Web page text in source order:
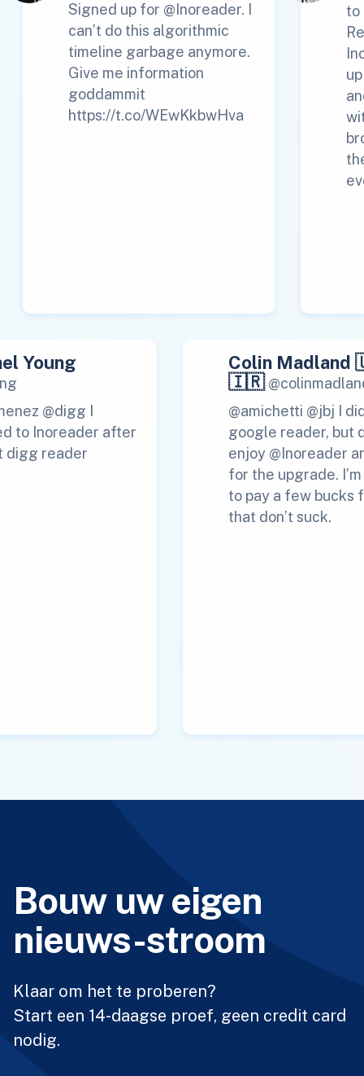
Signed up for @Inoreader. I
can’t do this algorithmic
timeline garbage anymore.
Give me information
goddammit
https://t.co/WEwKkbwHva
to
Young
@digg I
to Inoreader after
digg reader
Colin
🇮🇷
@amichetti @jbj I
google reader, but
enjoy @Inoreader
for the upgrade.
to pay a few bucks
that don’t suck.
Bouw uw eigen
nieuws-stroom
Klaar om het te proberen?
Start een 14-daagse proef, geen credit card
nodig.